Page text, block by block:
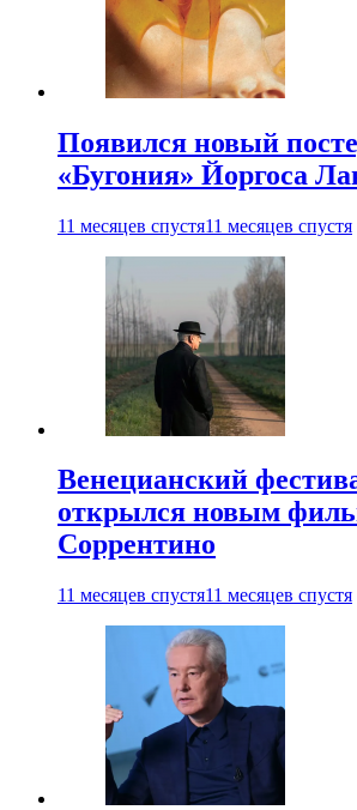
Появился новый
«Бугония» Йоргоса
11 месяцев спустя11 месяцев спустя
Венецианский
открылся новым
Соррентино
11 месяцев спустя11 месяцев спустя